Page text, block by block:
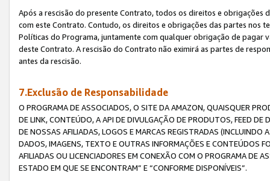
Após a rescisão do presente Contrato, todos os direitos e obrigações
com este Contrato. Contudo, os direitos e obrigações das partes nos
Políticas do Programa, juntamente com qualquer obrigação de
deste Contrato. A rescisão do Contrato não eximirá as partes de
antes da rescisão.
7.Exclusão de Responsabilidade
O PROGRAMA DE ASSOCIADOS, O SITE DA AMAZON, QUAISQUER
DE LINK, CONTEÚDO, A API DE DIVULGAÇÃO DE PRODUTOS, FEED
DE NOSSAS AFILIADAS, LOGOS E MARCAS REGISTRADAS
DADOS, IMAGENS, TEXTO E OUTRAS INFORMAÇÕES E CONTEÚDOS
AFILIADAS OU LICENCIADORES EM CONEXÃO COM O PROGRAMA DE
ESTADO EM QUE SE ENCONTRAM” E “CONFORME DISPONÍVEIS”.